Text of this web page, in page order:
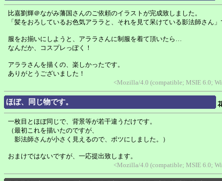
比嘉劉輝＠ながみ藩国さんのご依頼のイラストが完成致しました。
「髪をおろしているお色気アララと、それを見て呆けている影法師さん
服をお揃いにしようと、アララさんに制服を着て頂いたら…
なんだか、コスプレっぽく！
アララさんを描くの、楽しかったです。
ありがとうございました！
<Mozilla/4.0 (compatible; MSIE 6.0;
ほぼ、同じ物です。
一枚目とほぼ同じで、背景等が若干違うだけです。
（最初これを描いたのですが、
影法師さんが小さく見えるので、ボツにしました。）
おまけではないですが、一応提出致します。
<Mozilla/4.0 (compatible; MSIE 6.0;